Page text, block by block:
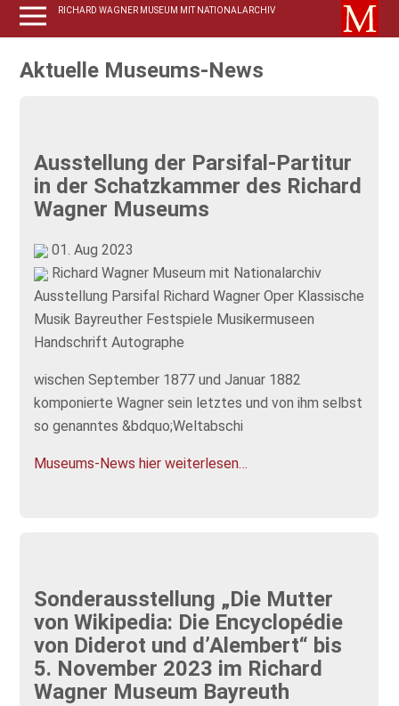
RICHARD WAGNER MUSEUM MIT NATIONALARCHIV
Aktuelle Museums-News
Ausstellung der Parsifal-Partitur
in der Schatzkammer des Richard
Wagner Museums
01. Aug 2023
Richard Wagner Museum mit Nationalarchiv
Ausstellung Parsifal Richard Wagner Oper Klassische
Musik Bayreuther Festspiele Musikermuseen
Handschrift Autographe
wischen September 1877 und Januar 1882
komponierte Wagner sein letztes und von ihm selbst
so genanntes &bdquo;Weltabschi
Museums-News hier weiterlesen…
Sonderausstellung „Die Mutter
von Wikipedia: Die Encyclopédie
von Diderot und d’Alembert“ bis
5. November 2023 im Richard
Wagner Museum Bayreuth